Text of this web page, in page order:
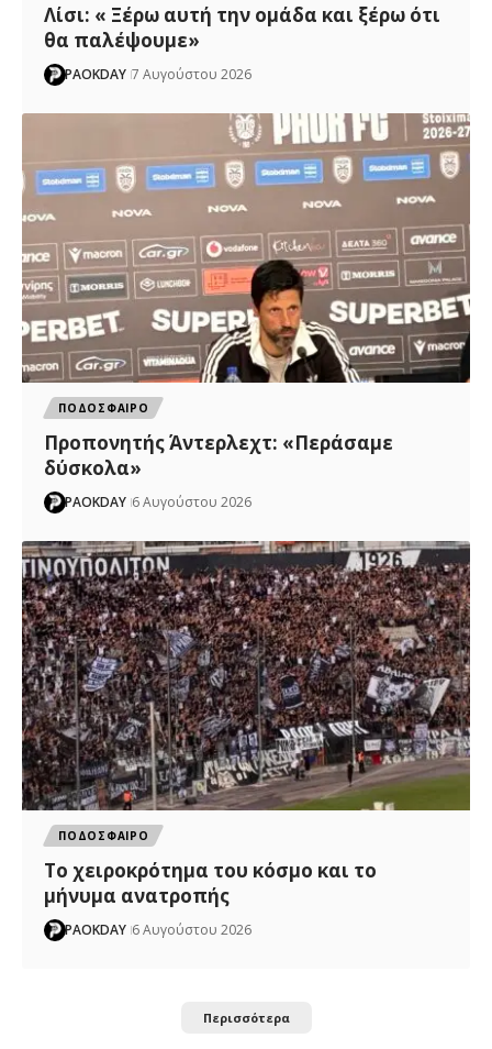
Λίσι: « Ξέρω αυτή την ομάδα και ξέρω ότι
θα παλέψουμε»
PAOKDAY 7 Αυγούστου 2026
ΠΟΔΟΣΦΑΙΡΟ
Προπονητής Άντερλεχτ: «Περάσαμε
δύσκολα»
PAOKDAY 6 Αυγούστου 2026
ΠΟΔΟΣΦΑΙΡΟ
Το χειροκρότημα του κόσμο και το
μήνυμα ανατροπής
PAOKDAY 6 Αυγούστου 2026
Περισσότερα